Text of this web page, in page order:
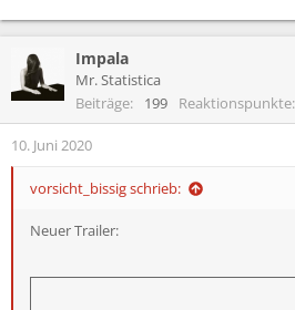
Impala
Mr. Statistica
Beiträge
199 Reaktionspunkte
10. Juni 2020
vorsicht_bissig schrieb:
Neuer Trailer: